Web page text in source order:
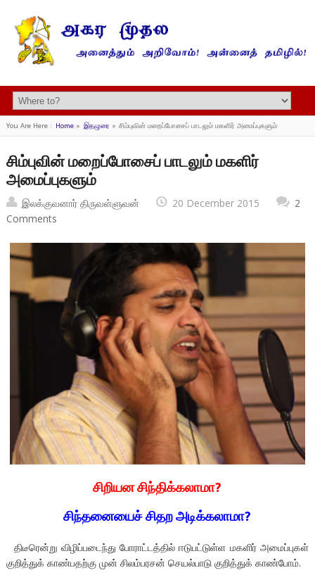
You Are Here : Home» இதழுரை » சிம்புவின் மறைப்போசைப் பாடலும் மகளிர் அமைப்புகளும்
சிம்புவின் மறைப்போசைப் பாடலும் மகளிர்
அமைப்புகளும்
இலக்குவனார் திருவள்ளுவன் 20 December 2015
2
Comments
சிறியன சிந்திக்கலாமா?
சிந்தனையைச் சிதற அடிக்கலாமா?
திடீரென்று விழிப்படைந்து போராட்டத்தில் ஈடுபட்டுள்ள மகளிர் அமைப்புகள்
குறித்துக் காண்பதற்கு முன் சிலம்பரசன் செயல்பாடு குறித்துக் காண்போம்.